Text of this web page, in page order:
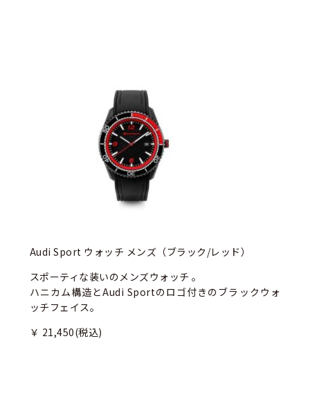
Audi Sport ウォッチ メンズ（ブラック/レッド）
スポーティな装いのメンズウォッチ 。
ハニカム構造とAudi Sportのロゴ付きのブラックウォ
ッチフェイス。
￥ 21,450(税込)